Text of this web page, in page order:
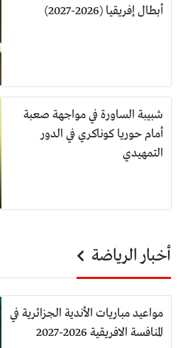
أبطال إفريقيا (2026-2027)
شبيبة الساورة في مواجهة صعبة
أمام حوريا كوناكري في الدور
التمهيدي
أخبار الرياضة
مواعيد مباريات الأندية الجزائرية في
المنافسة الافريقية 2026-2027